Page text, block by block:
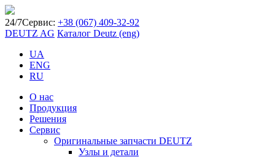
24/7Сервис: +38 (067) 409-32-92
DEUTZ AG Каталог Deutz (eng)
UA
ENG
RU
О нас
Продукция
Решения
Сервис
Оригинальные запчасти DEUTZ
Узлы и детали